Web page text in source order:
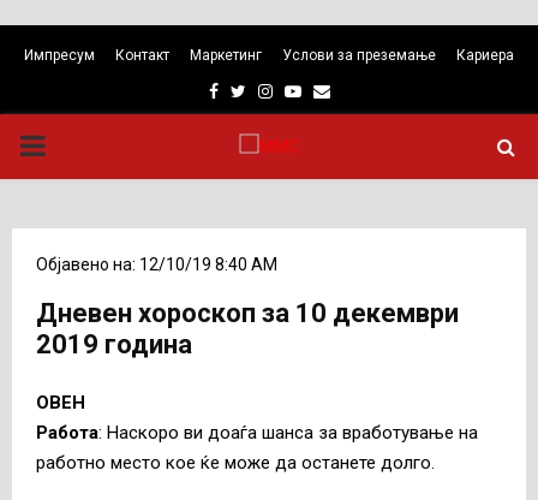
Импресум Контакт Маркетинг Услови за преземање Кариера
Facebook
TwitterInstagram
Youtube
Email
PRIMARY
Објавено на: 12/10/19 8:40 AM
Дневен хороскоп за 10 декември
2019 година
ОВЕН
Работa: Наскоро ви доаѓа шанса за вработување на
работно место кое ќе може да останете долго.